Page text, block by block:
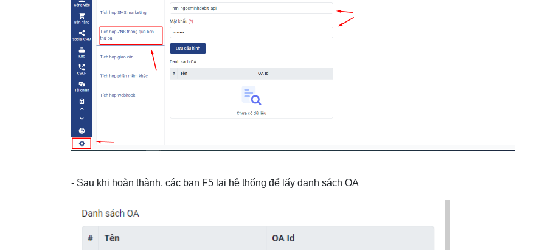
- Sau khi hoàn thành, các bạn F5 lại hệ thống để lấy danh sách OA